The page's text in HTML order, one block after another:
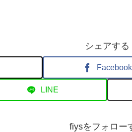
シェアする
Facebook
LINE
fiysをフォロー